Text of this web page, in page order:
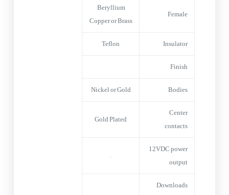
Female
Beryllium
Copper or Brass
Insulator
Teflon
Finish
Bodies
Nickel or Gold
Center
contacts
Gold Plated
12VDC power
output
–
Downloads